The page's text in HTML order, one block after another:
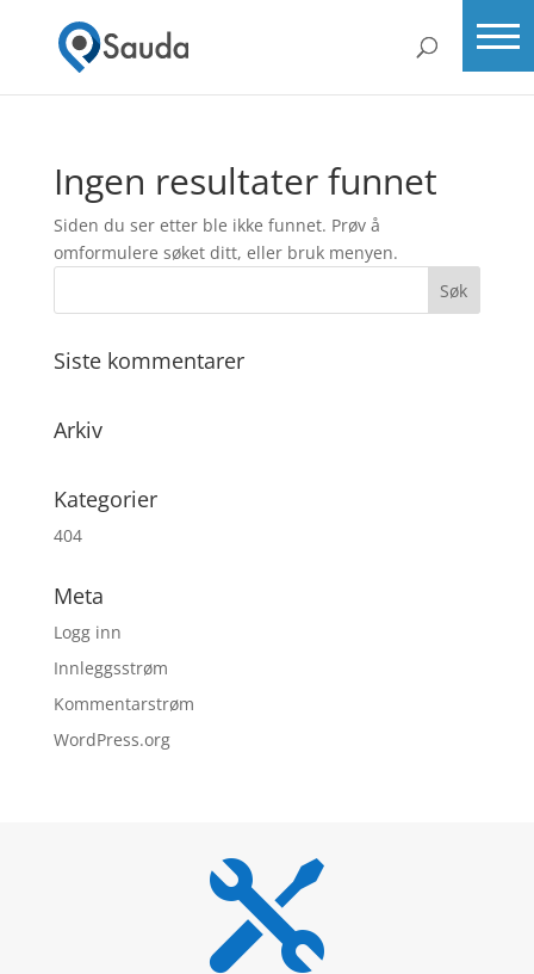
Ingen resultater funnet
Siden du ser etter ble ikke funnet. Prøv å
omformulere søket ditt, eller bruk menyen.
Siste kommentarer
Arkiv
Kategorier
404
Meta
Logg inn
Innleggsstrøm
Kommentarstrøm
WordPress.org
